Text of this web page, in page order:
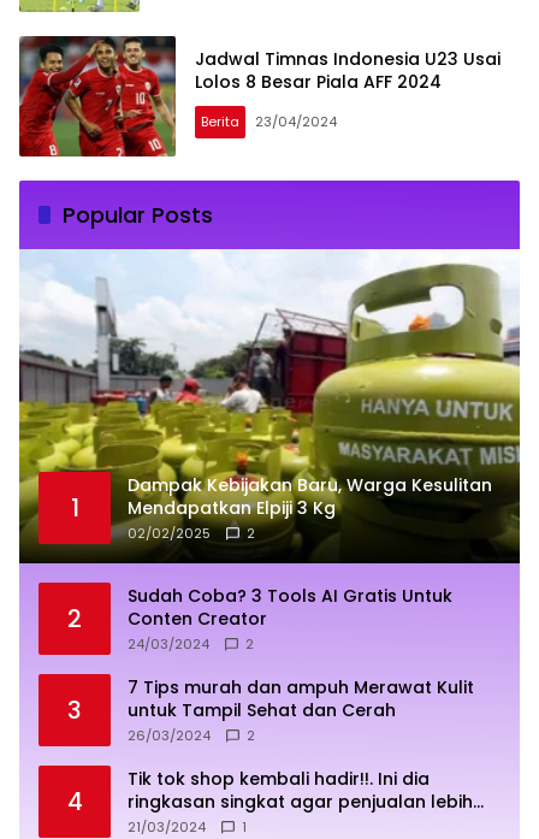
Jadwal Timnas Indonesia U23 Usai
Lolos 8 Besar Piala AFF 2024
Berita 23/04/2024
Popular Posts
1
Dampak Kebijakan Baru, Warga Kesulitan
Mendapatkan Elpiji 3 Kg
02/02/2025 2
2
Sudah Coba? 3 Tools AI Gratis Untuk
Conten Creator
24/03/2024 2
3
7 Tips murah dan ampuh Merawat Kulit
untuk Tampil Sehat dan Cerah
26/03/2024 2
4
Tik tok shop kembali hadir!!. Ini dia
ringkasan singkat agar penjualan lebih
sukses
21/03/2024 1